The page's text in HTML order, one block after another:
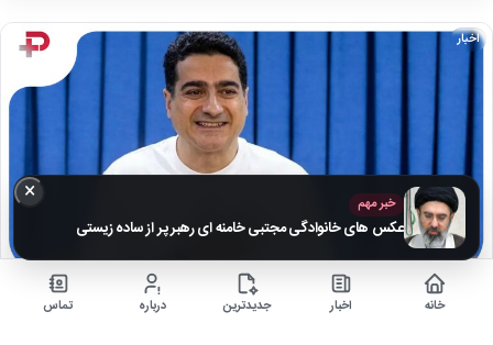
اخبار
× خبر مهم
عکس های خانوادگی مجتبی خامنه ای رهبر پر از ساده زیستی
خانه اخبار جدیدترین درباره تماس